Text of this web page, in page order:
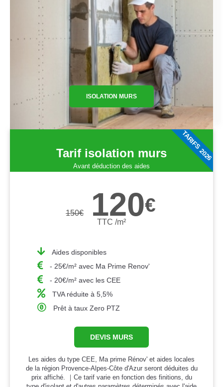
ISOLATION MURS
Tarif isolation murs
Avant déduction des aides
150€ 120€
TTC /m²
Aides disponibles
- 25€/m² avec Ma Prime Renov'
- 20€/m² avec les CEE
TVA réduite à 5,5%
Prêt à taux Zero PTZ
DEVIS MURS
Les aides du type CEE, Ma prime Rénov' et aides locales
de la région Provence-Alpes-Côte d'Azur seront déduites du
prix affiché. ｜Ce tarif varie en fonction des finitions, du
TARIFS 2026